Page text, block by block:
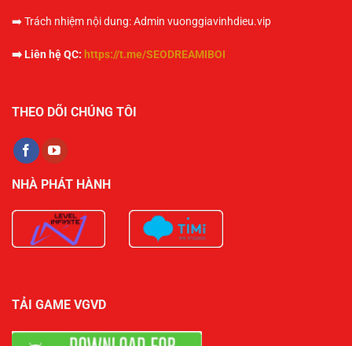
➡️ Trách nhiệm nội dung: Admin vuonggiavinhdieu.vip
➡️ Liên hệ QC: https://t.me/SEODREAMIBOI
THEO DÕI CHÚNG TÔI
NHÀ PHÁT HÀNH
TẢI GAME VGVD